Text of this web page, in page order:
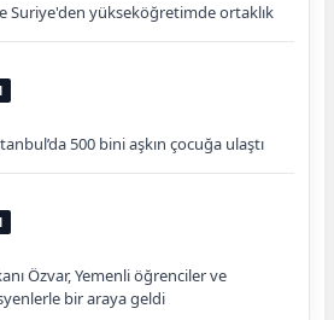
Suriye'den yükseköğretimde ortaklık
500 bini aşkın çocuğa ulaştı
Özvar, Yemenli öğrenciler ve
bir araya geldi